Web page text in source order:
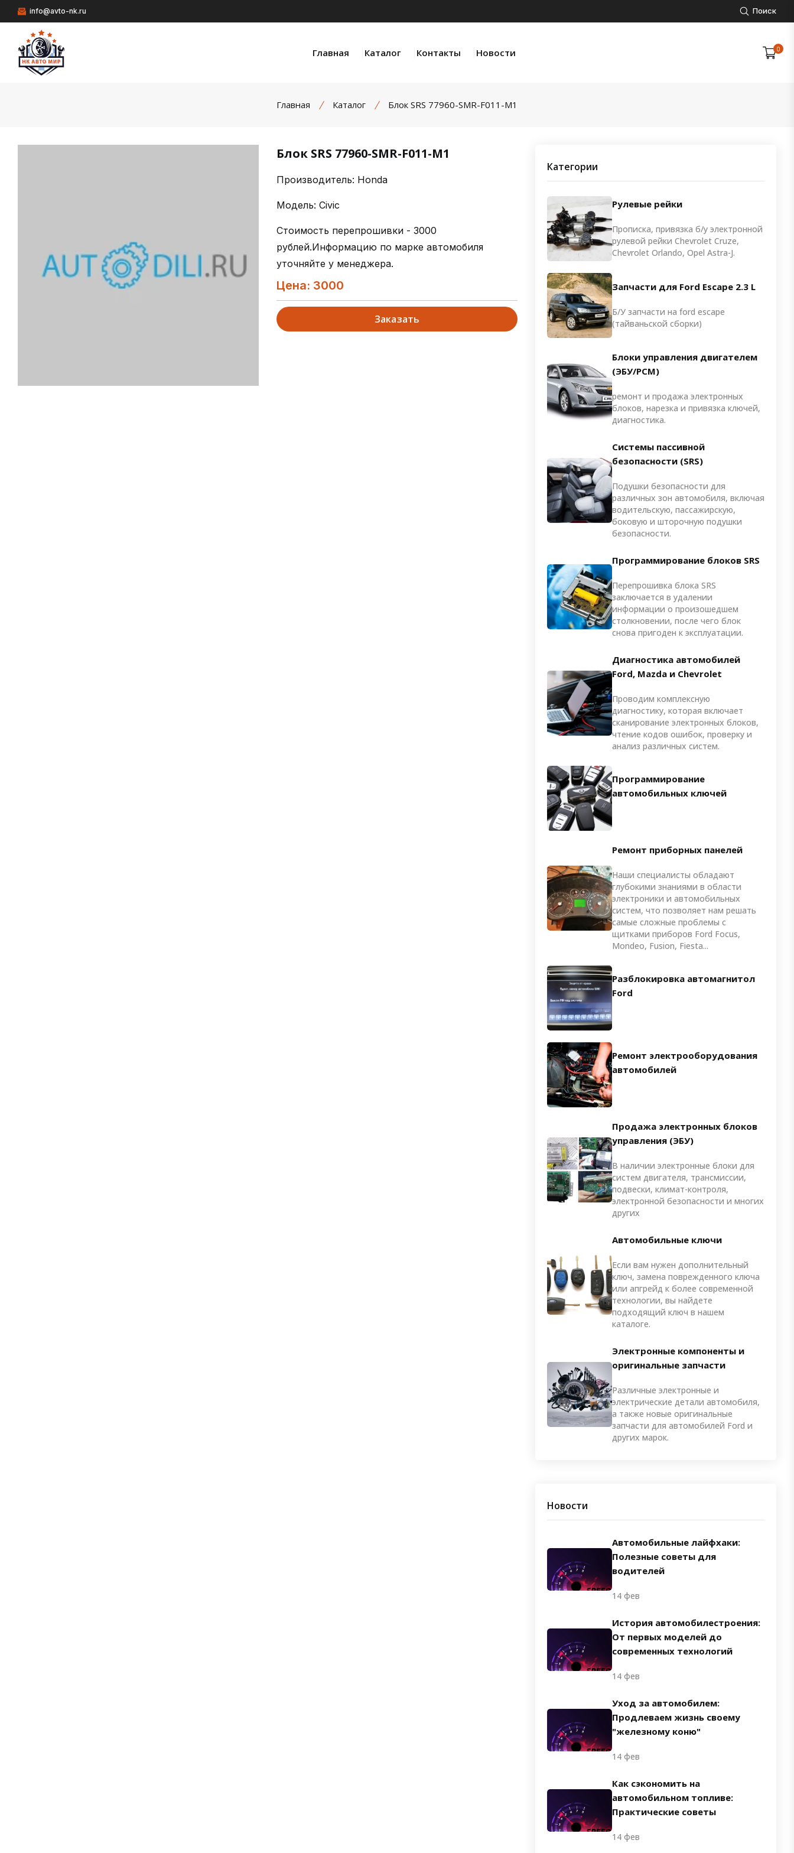
info@avto-nk.ru Поиск
Главная Каталог Контакты Новости 0
Главная Каталог Блок SRS 77960-SMR-F011-M1
Блок SRS 77960-SMR-F011-M1
Производитель: Honda
Модель: Civic
Стоимость перепрошивки - 3000
рублей.Информацию по марке автомобиля
уточняйте у менеджера.
Цена: 3000
Заказать
Категории
Рулевые рейки
Прописка, привязка б/у электронной
рулевой рейки Chevrolet Cruze,
Chevrolet Orlando, Opel Astra-J.
Запчасти для Ford Escape 2.3 L
Б/У запчасти на ford escape
(тайваньской сборки)
Блоки управления двигателем
(ЭБУ/PCM)
ремонт и продажа электронных
блоков, нарезка и привязка ключей,
диагностика.
Системы пассивной
безопасности (SRS)
Подушки безопасности для
различных зон автомобиля, включая
водительскую, пассажирскую,
боковую и шторочную подушки
безопасности.
Программирование блоков SRS
Перепрошивка блока SRS
заключается в удалении
информации о произошедшем
столкновении, после чего блок
снова пригоден к эксплуатации.
Диагностика автомобилей
Ford, Mazda и Chevrolet
Проводим комплексную
диагностику, которая включает
сканирование электронных блоков,
чтение кодов ошибок, проверку и
анализ различных систем.
Программирование
автомобильных ключей
Ремонт приборных панелей
Наши специалисты обладают
глубокими знаниями в области
электроники и автомобильных
систем, что позволяет нам решать
самые сложные проблемы с
щитками приборов Ford Focus,
Mondeo, Fusion, Fiesta...
Разблокировка автомагнитол
Ford
Ремонт электрооборудования
автомобилей
Продажа электронных блоков
управления (ЭБУ)
В наличии электронные блоки для
систем двигателя, трансмиссии,
подвески, климат-контроля,
электронной безопасности и многих
других
Автомобильные ключи
Если вам нужен дополнительный
ключ, замена поврежденного ключа
или апгрейд к более современной
технологии, вы найдете
подходящий ключ в нашем
каталоге.
Электронные компоненты и
оригинальные запчасти
Различные электронные и
электрические детали автомобиля,
а также новые оригинальные
запчасти для автомобилей Ford и
других марок.
Новости
Автомобильные лайфхаки:
Полезные советы для
водителей
14 фев
История автомобилестроения:
От первых моделей до
современных технологий
14 фев
Уход за автомобилем:
Продлеваем жизнь своему
"железному коню"
14 фев
Как сэкономить на
автомобильном топливе:
Практические советы
14 фев